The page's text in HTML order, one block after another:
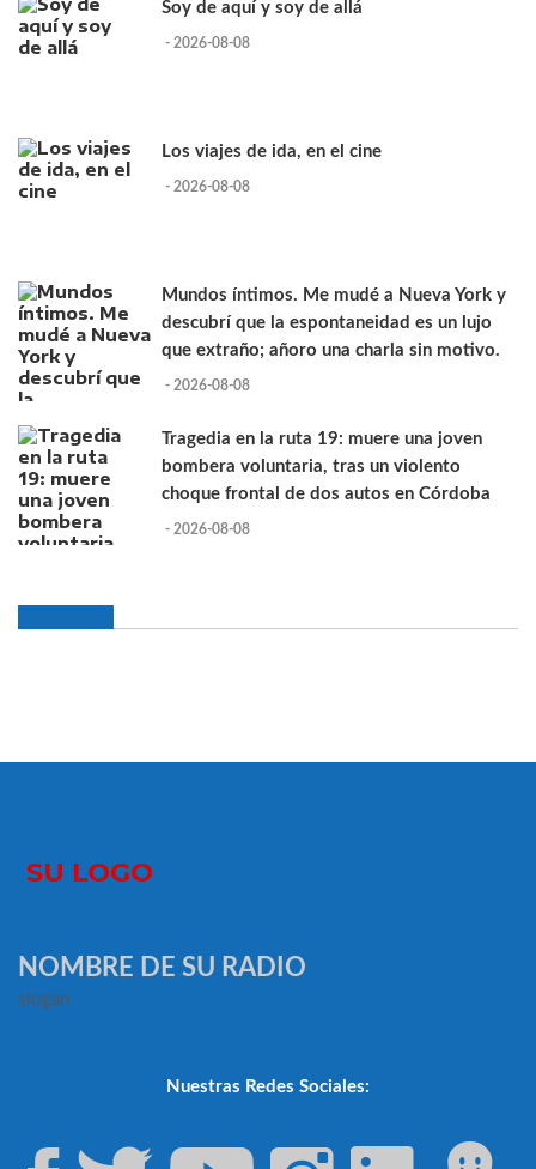
Soy de aquí y soy de allá
- 2026-08-08
Los viajes de ida, en el cine
- 2026-08-08
Mundos íntimos. Me mudé a Nueva York y
descubrí que la espontaneidad es un lujo
que extraño; añoro una charla sin motivo.
- 2026-08-08
Tragedia en la ruta 19: muere una joven
bombera voluntaria, tras un violento
choque frontal de dos autos en Córdoba
- 2026-08-08
NOMBRE DE SU RADIO
slogan
Nuestras Redes Sociales: